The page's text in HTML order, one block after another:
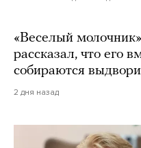
«Веселый
рассказал, что его
собираются
2 дня назад